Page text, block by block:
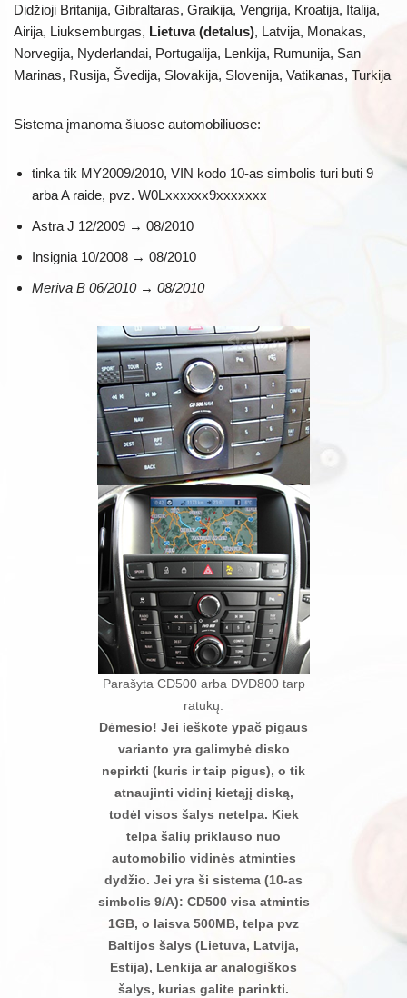
Didžioji Britanija, Gibraltaras, Graikija, Vengrija, Kroatija, Italija,
Airija, Liuksemburgas, Lietuva (detalus), Latvija, Monakas,
Norvegija, Nyderlandai, Portugalija, Lenkija, Rumunija, San
Marinas, Rusija, Švedija, Slovakija, Slovenija, Vatikanas, Turkija
Sistema įmanoma šiuose automobiliuose:
tinka tik MY2009/2010, VIN kodo 10-as simbolis turi buti 9
arba A raide, pvz. W0Lxxxxxx9xxxxxxx
Astra J 12/2009 → 08/2010
Insignia 10/2008 → 08/2010
Meriva B 06/2010 → 08/2010
Parašyta CD500 arba DVD800 tarp
ratukų.
Dėmesio! Jei ieškote ypač pigaus
varianto yra galimybė disko
nepirkti (kuris ir taip pigus), o tik
atnaujinti vidinį kietąjį diską,
todėl visos šalys netelpa. Kiek
telpa šalių priklauso nuo
automobilio vidinės atminties
dydžio. Jei yra ši sistema (10-as
simbolis 9/A): CD500 visa atmintis
1GB, o laisva 500MB, telpa pvz
Baltijos šalys (Lietuva, Latvija,
Estija), Lenkija ar analogiškos
šalys, kurias galite parinkti.